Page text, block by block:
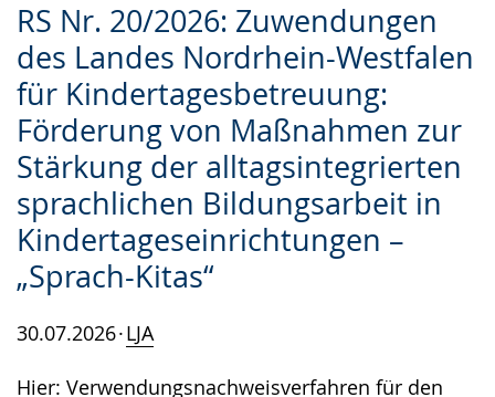
RS Nr. 20/2026: Zuwendungen
des Landes Nordrhein-Westfalen
für Kindertagesbetreuung:
Förderung von Maßnahmen zur
Stärkung der alltagsintegrierten
sprachlichen Bildungsarbeit in
Kindertageseinrichtungen –
„Sprach-Kitas“
30.07.2026 LJA
Hier: Verwendungsnachweisverfahren für den